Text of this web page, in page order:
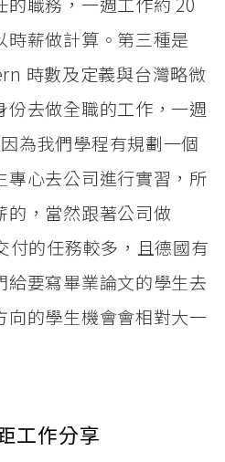
時薪做計算。第三種是
時數及定義與台灣略微
份去做全職的工作，一週
為我們學程有規劃一個
專心去公司進行實習，所
的，當然跟著公司做
的任務較多，且德國有
要寫畢業論文的學生去
向的學生機會會相對大一
工作分享